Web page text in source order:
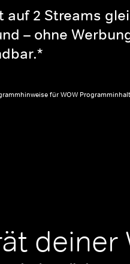
2 Streams
– ohne
für WOW
deiner